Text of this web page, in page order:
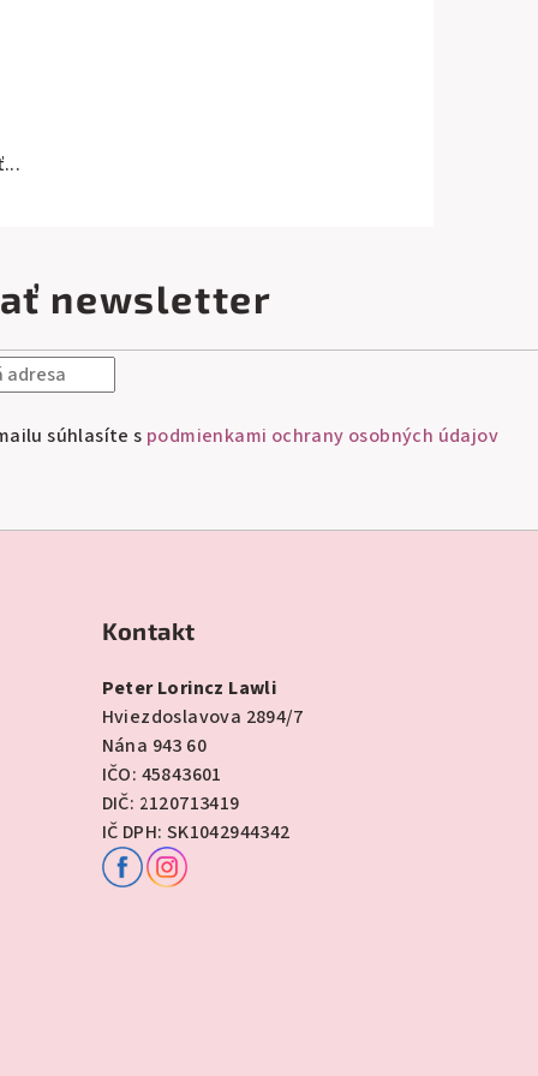
newsletter
súhlasíte s podmienkami ochrany osobných údajov
Kontakt
Peter Lorincz Lawli
Hviezdoslavova 2894/7
Nána 943 60
IČO: 45843601
DIČ: 2120713419
IČ DPH: SK1042944342